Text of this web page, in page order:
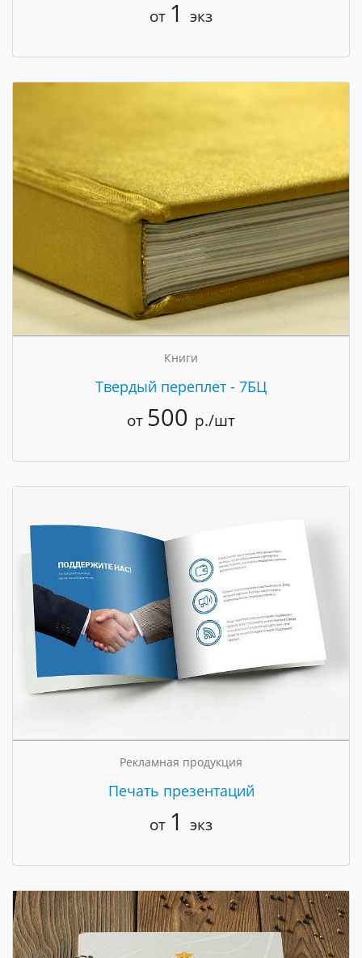
от 1 экз
Книги
Твердый переплет - 7БЦ
от 500 р./шт
Рекламная продукция
Печать презентаций
от 1 экз